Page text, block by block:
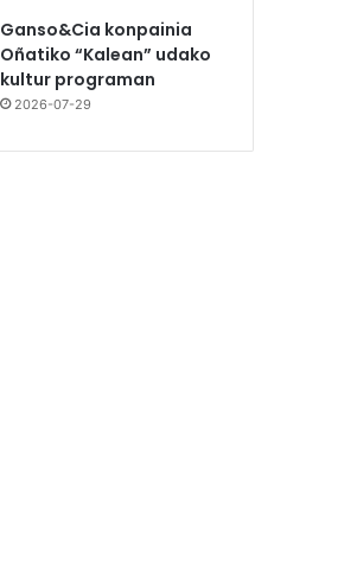
Ganso&Cia konpainia
Oñatiko “Kalean” udako
kultur programan
2026-07-29